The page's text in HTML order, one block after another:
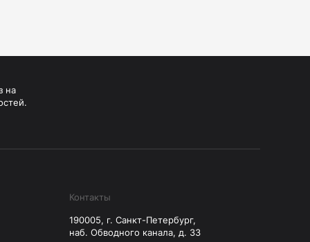
на
Контакты
190005, г. Санкт-Петербург,
наб. Обводного канала, д. 33